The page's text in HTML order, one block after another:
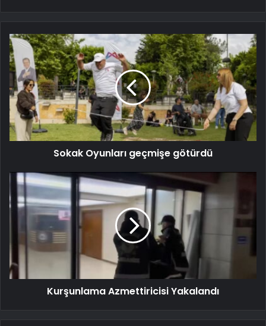
Sokak Oyunları geçmişe götürdü
Kurşunlama Azmettiricisi Yakalandı